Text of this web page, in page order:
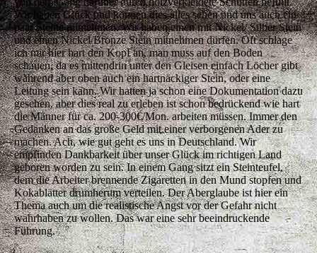
Wir haben Glück und können dies alles sehen und uns auch ein
paar Steine mitnehmen. Wir haben einen mit Nickel/ Silber Stein
und einen Nickel/Bronze Stein mitnehmen dürfen. Oft schlage
ich mir hier hart den Kopf an, man muss auf den Boden
schauen, da es mittendrin unter den Gleisen einfach Löcher gibt
während aber oben auch ein hartnäckiger Stein, oder eine
Leitung sein kann. Wir hatten ja schon eine Dokumentation dazu
gesehen, aber dies real zu erleben ist schon bedrückend wie hart
die Männer für ca. 200-300€/Mon. arbeiten müssen. Immer den
Gedanken an das große Geld mit einer verborgenen Ader zu
machen. Ach, wie gut geht es uns in Deutschland. Wir
empfinden Dankbarkeit über unser Glück im richtigen Land
geboren worden zu sein. In einem Gang sitzt ein Steinteufel,
dem die Arbeiter brennende Zigaretten in den Mund stopfen und
Kokablätter drumherum verteilen. Der Aberglaube ist hier ein
Thema auch um die realistische Angst vor der Gefahr nicht
wahrhaben zu wollen. Das war eine sehr beeindruckende
Führung.